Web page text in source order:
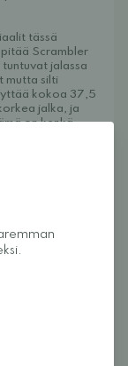
tässä
Scrambler
jalassa
mutta silti
kokoa 37,5
jalka, ja
on kenkä,
ylimpään
käyttää
tuntuu
kokoa 40, mutta
Scrambler
jopa